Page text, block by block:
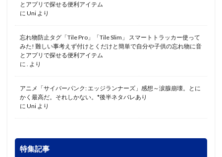
とアプリで探せる便利アイテム
に Uni より
忘れ物防止タグ「Tile Pro」「Tile Slim」 スマートトラッカー使って
みた! 難しい事考えず付けとくだけと簡単で自分や子供の忘れ物に音
とアプリで探せる便利アイテム
に . より
アニメ「サイバーパンク: エッジランナーズ」感想～涙腺崩壊。とに
かく最高だ。それしかない。*後半ネタバレあり
に Uni より
特集記事